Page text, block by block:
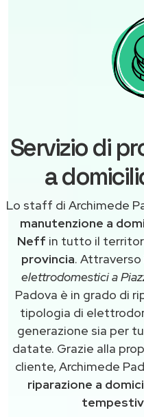
Servizio di
a
Lo staff di Archimede
manutenzione a
Neff in tutto il
provincia. Attraverso
elettrodomestici a
Padova è in grado di
tipologia di
generazione sia per
datate. Grazie alla
cliente, Archimede
riparazione a